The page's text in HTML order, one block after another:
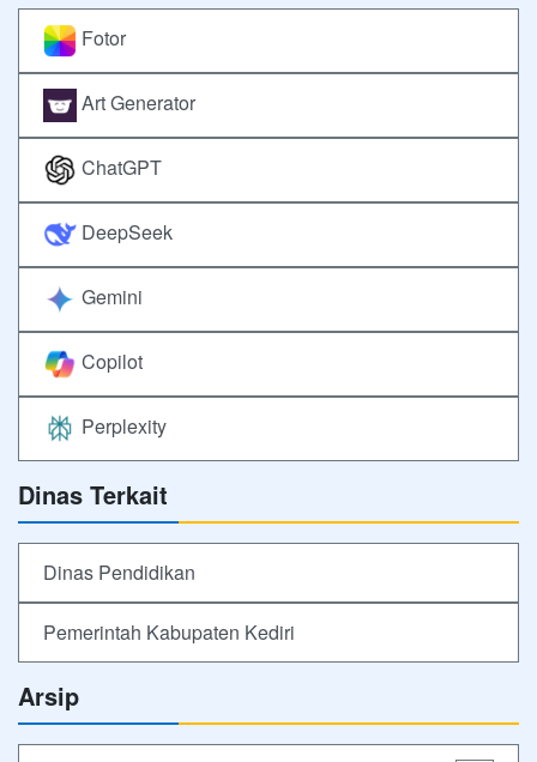
Fotor
Art Generator
ChatGPT
DeepSeek
Gemini
Copilot
Perplexity
Dinas Terkait
Dinas Pendidikan
Pemerintah Kabupaten Kediri
Arsip